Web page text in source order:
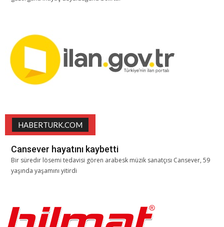
HABERTURK.COM
Cansever hayatını kaybetti
Bir süredir lösemi tedavisi gören arabesk müzik sanatçısı Cansever, 59
yaşında yaşamını yitirdi